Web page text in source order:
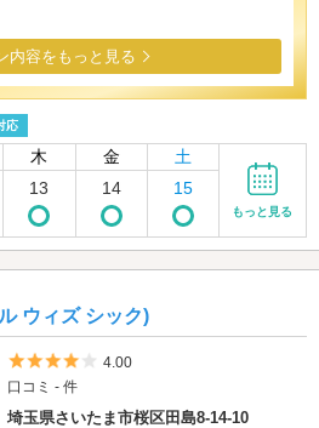
内容をもっと見る
応
木 金 土
13 14 15
もっと見る
ウィズ シック)
5つ星のうち4
4.00
口コミ - 件
埼玉県さいたま市桜区田島8-14-10